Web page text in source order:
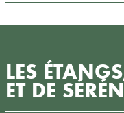
LES
ET DE